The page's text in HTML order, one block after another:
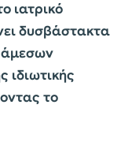
ιατρικό
δυσβάστακτα
άμεσων
ιδιωτικής
το